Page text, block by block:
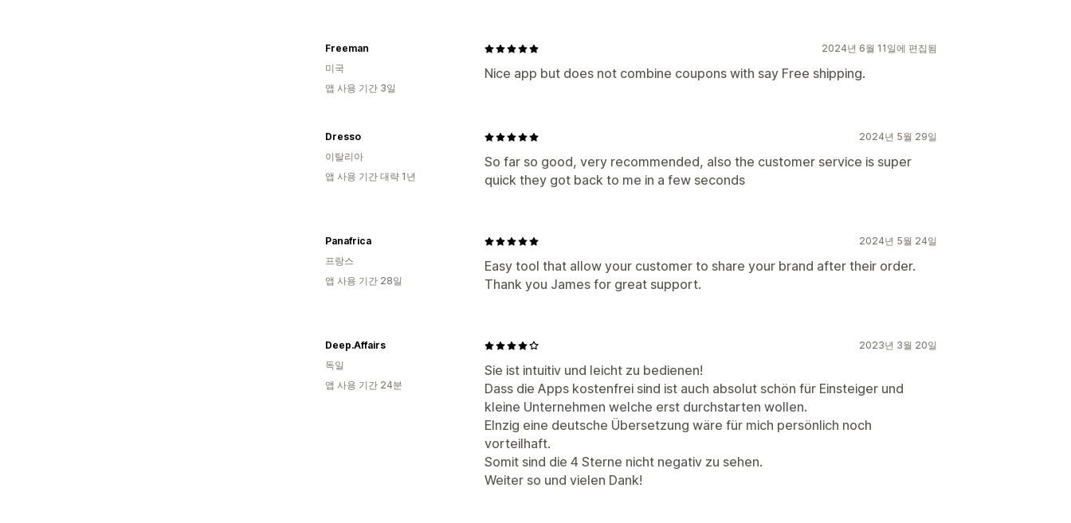
2024년 6월 11일에 편집됨
Nice app but does not combine coupons with say Free shipping.
Freeman
미국
앱 사용 기간 3일
2024년 5월 29일
So far so good, very recommended, also the customer service is super
quick they got back to me in a few seconds
Dresso
이탈리아
앱 사용 기간 대략 1년
2024년 5월 24일
Easy tool that allow your customer to share your brand after their order.
Thank you James for great support.
Panafrica
프랑스
앱 사용 기간 28일
2023년 3월 20일
Sie ist intuitiv und leicht zu bedienen!
Dass die Apps kostenfrei sind ist auch absolut schön für Einsteiger und
kleine Unternehmen welche erst durchstarten wollen.
EInzig eine deutsche Übersetzung wäre für mich persönlich noch
vorteilhaft.
Somit sind die 4 Sterne nicht negativ zu sehen.
Weiter so und vielen Dank!
Deep.Affairs
독일
앱 사용 기간 24분